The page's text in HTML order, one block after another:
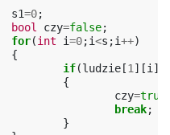
s1=0;
bool
czy=false;
for(int i=0;i<s ;i++)
{
if(ludzie [1 ][i ]
{
czy=true
break;
}